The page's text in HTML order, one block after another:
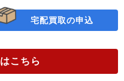
宅配買取の申込
はこちら